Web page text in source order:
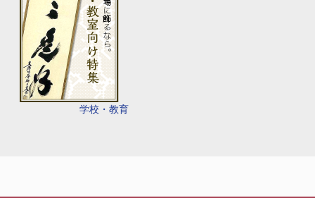
学校・教育